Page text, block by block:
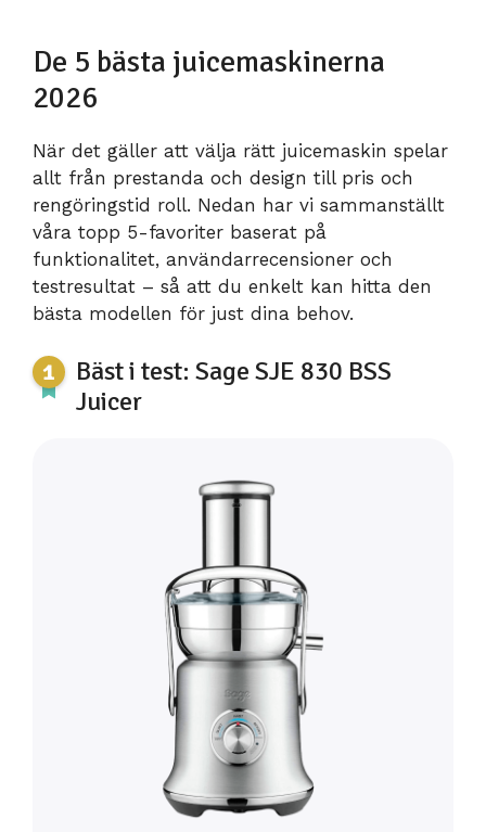
De 5 bästa juicemaskinerna
2026
När det gäller att välja rätt juicemaskin spelar
allt från prestanda och design till pris och
rengöringstid roll. Nedan har vi sammanställt
våra topp 5-favoriter baserat på
funktionalitet, användarrecensioner och
testresultat – så att du enkelt kan hitta den
bästa modellen för just dina behov.
Bäst i test: Sage SJE 830 BSS
Juicer